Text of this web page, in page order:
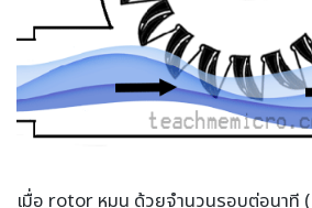
เมื่อ rotor หมุน ด้วยจำนวนรอบต่อนาที